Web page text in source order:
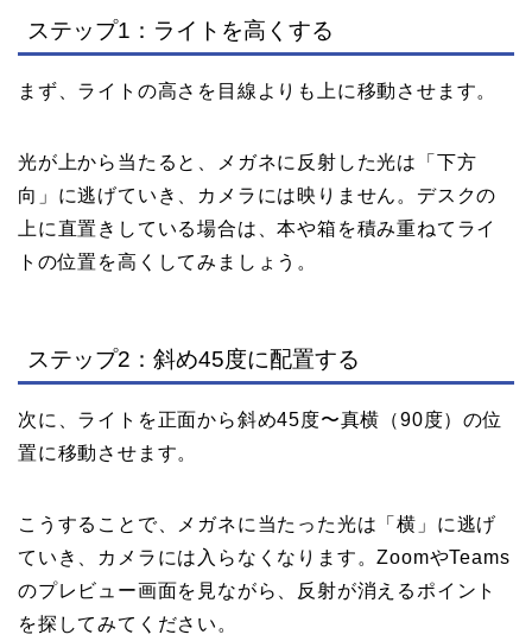
ステップ1：ライトを高くする
まず、ライトの高さを目線よりも上に移動させます。
光が上から当たると、メガネに反射した光は「下方
向」に逃げていき、カメラには映りません。デスクの
上に直置きしている場合は、本や箱を積み重ねてライ
トの位置を高くしてみましょう。
ステップ2：斜め45度に配置する
次に、ライトを正面から斜め45度〜真横（90度）の位
置に移動させます。
こうすることで、メガネに当たった光は「横」に逃げ
ていき、カメラには入らなくなります。ZoomやTeams
のプレビュー画面を見ながら、反射が消えるポイント
を探してみてください。